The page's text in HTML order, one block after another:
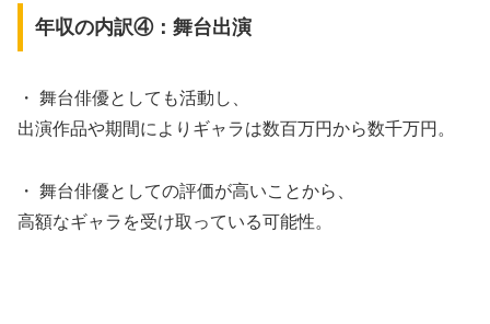
年収の内訳④：舞台出演
・ 舞台俳優としても活動し、
出演作品や期間によりギャラは数百万円から数千万円。
・ 舞台俳優としての評価が高いことから、
高額なギャラを受け取っている可能性。